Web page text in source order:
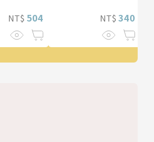
NT$ 504 NT$ 340